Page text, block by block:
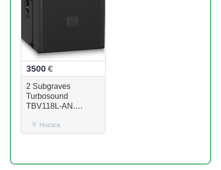
3500 €
2 Subgraves
Turbosound
TBV118L-AN.
Huesca